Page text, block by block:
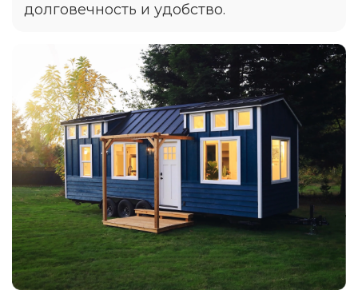
долговечность и удобство.